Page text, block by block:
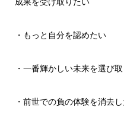
・もっと自分を認めたい
・一番輝かしい未来を選び
・前世での負の体験を消去